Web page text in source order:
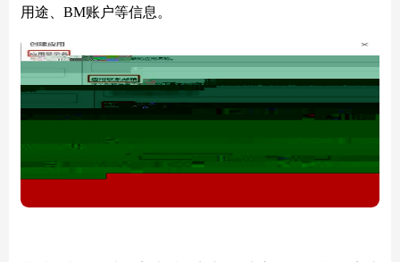
用途、 BM账户等信息。